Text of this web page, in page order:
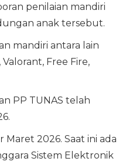
penilaian mandiri
anak tersebut.
mandiri antara lain
Free Fire,
PP TUNAS telah
2026. Saat ini ada
Sistem Elektronik